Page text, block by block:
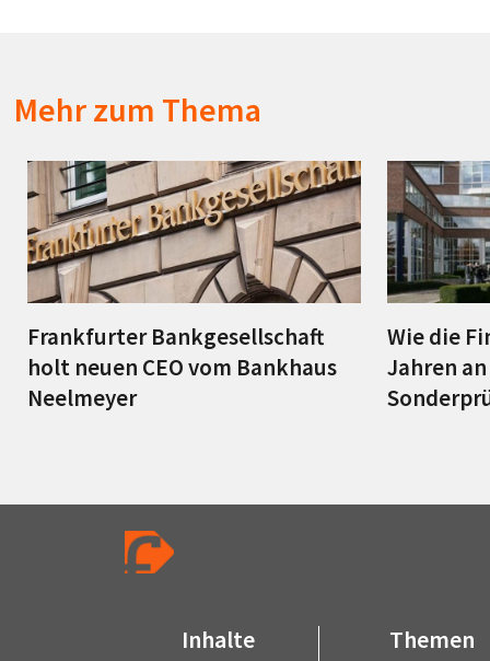
Mehr zum Thema
Frankfurter Bankgesellschaft
holt neuen CEO vom Bankhaus
Neelmeyer
Wie die
Jahren
Inhalte Themen